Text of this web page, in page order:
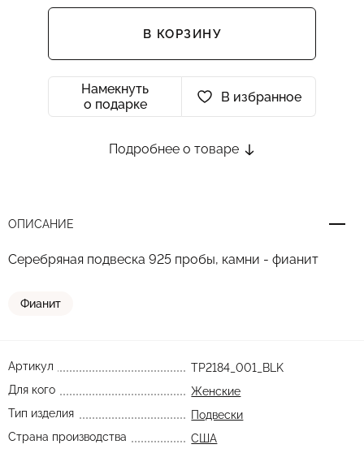
В КОРЗИНУ
Намекнуть
о подарке
В избранное
Подробнее о товаре
ОПИСАНИЕ
Серебряная подвеска 925 пробы, камни - фианит
Фианит
Артикул
TP2184_001_BLK
Для кого
Женские
Тип изделия
Подвески
Страна производства
США